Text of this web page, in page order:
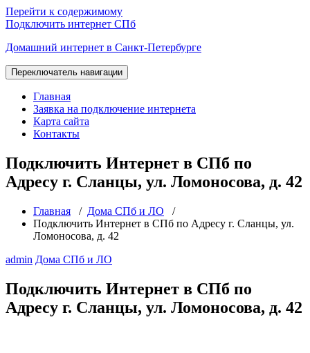
Перейти к содержимому
Подключить интернет СПб
Домашний интернет в Санкт-Петербурге
Переключатель навигации
Главная
Заявка на подключение интернета
Карта сайта
Контакты
Подключить Интернет в СПб по
Адресу г. Сланцы, ул. Ломоносова, д. 42
Главная / Дома СПб и ЛО /
Подключить Интернет в СПб по Адресу г. Сланцы, ул.
Ломоносова, д. 42
admin Дома СПб и ЛО
Подключить Интернет в СПб по
Адресу г. Сланцы, ул. Ломоносова, д. 42